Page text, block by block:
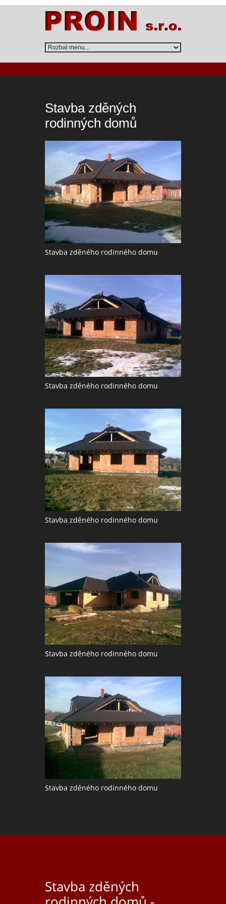
Stavba zděných
rodinných domů
Stavba zděného rodinného domu
Stavba zděného rodinného domu
Stavba zděného rodinného domu
Stavba zděného rodinného domu
Stavba zděného rodinného domu
Stavba zděných